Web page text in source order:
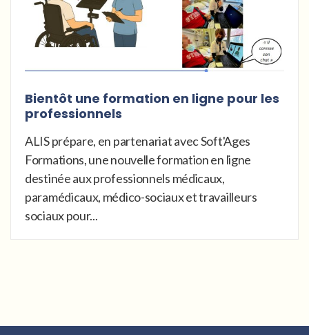
Bientôt une formation en ligne pour les
professionnels
ALIS prépare, en partenariat avec Soft'Ages
Formations, une nouvelle formation en ligne
destinée aux professionnels médicaux,
paramédicaux, médico-sociaux et travailleurs
sociaux pour...